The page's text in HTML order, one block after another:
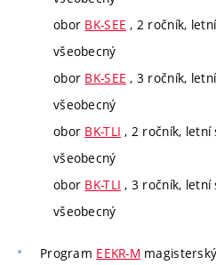
obor BK-SEE , 2 ročník,
všeobecný
obor BK-SEE , 3 ročník,
všeobecný
obor BK-TLI , 2 ročník,
všeobecný
obor BK-TLI , 3 ročník,
všeobecný
Program EEKR-M